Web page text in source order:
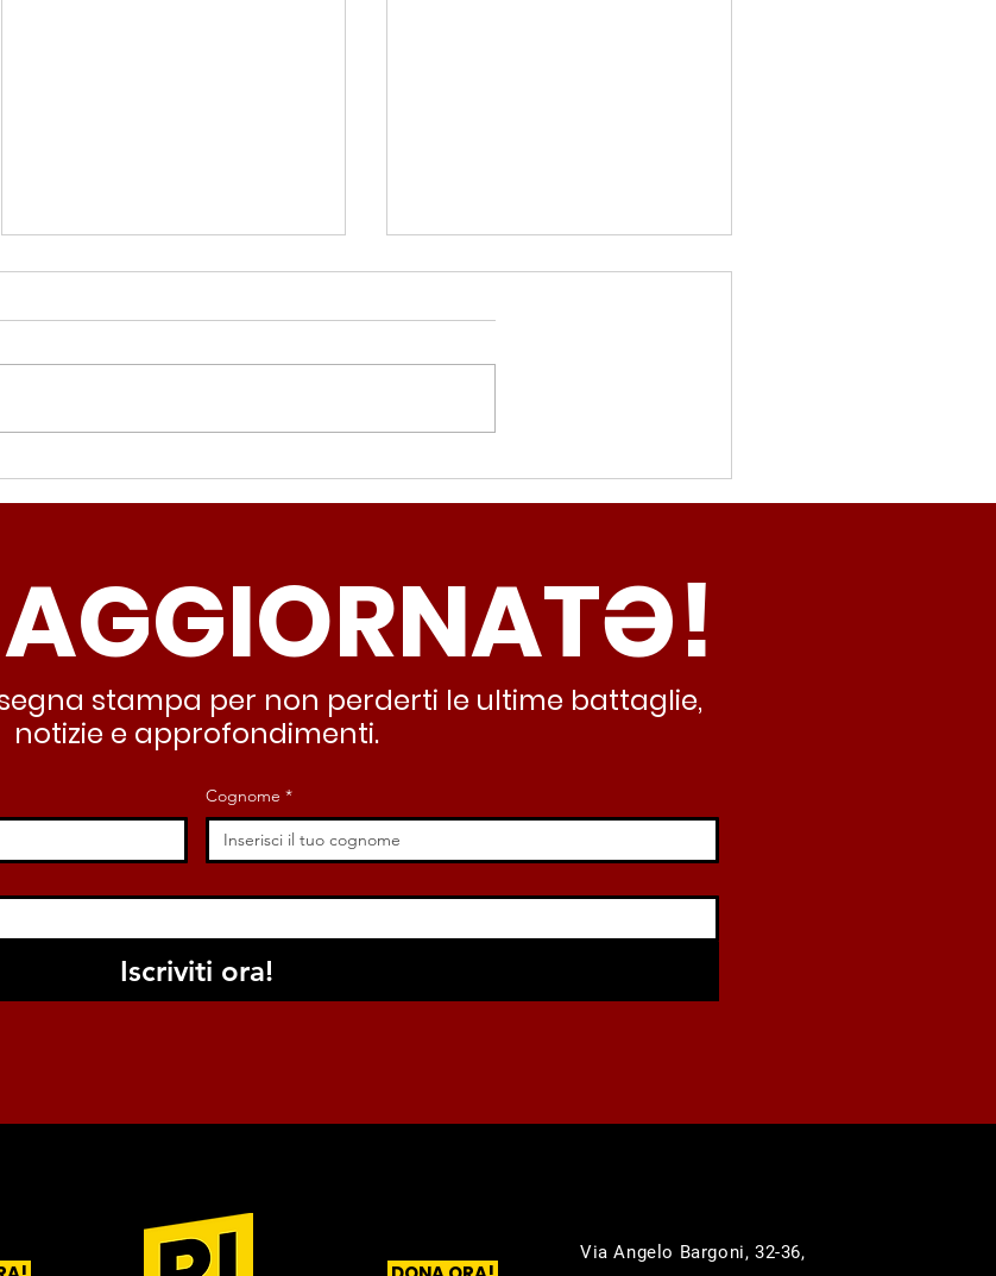
Periferie, Colucci
(Radicali Roma): “La
deve garantire servizi e
dignità”
Termovalorizzatore,
Colucci (Radicali Roma):
lasciando al caos e
all’abusivismo”
AGGIORNATƏ!
stampa per non perderti le ultime battaglie,
notizie e approfondimenti.
Cognome *
Iscriviti ora!
Via Angelo Bargoni, 32-36,